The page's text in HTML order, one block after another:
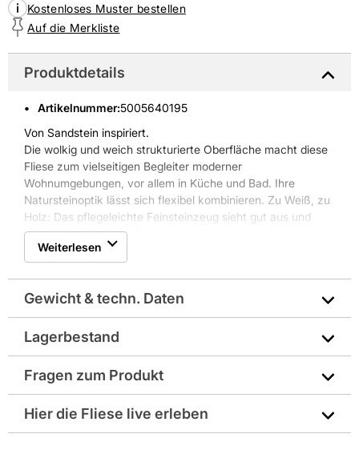
Kostenloses Muster bestellen
Auf die Merkliste
Produktdetails
Artikelnummer:5005640195
Von Sandstein inspiriert.
Die wolkig und weich strukturierte Oberfläche macht diese
Fliese zum vielseitigen Begleiter moderner
Wohnumgebungen, vor allem in Küche und Bad. Ihre
Natursteinoptik lässt sich flexibel kombinieren. Zu Weiß, zu
Holz: Das pflegeleichte Feinsteinzeug sieht gut aus und
bietet mit Klasse R10/B eine ebenso gute Rutschfestigkeit.
Nutzen Sie verschiedene Fliesenfarben und Formate - und
fügen Sie zur individuellen Raumgestaltung einfach Ihre
Lieblingsaccessoires hinzu.
Weiterlesen
Gewicht & techn. Daten
Abriebgruppe: stärkere Beanspruchung
Art: Uni
Breite in mm: 297
Lagerbestand
Fragen zum Produkt
Sie haben Fragen zu diesem Produkt? Nutzen Sie den
Hier die Fliese live erleben